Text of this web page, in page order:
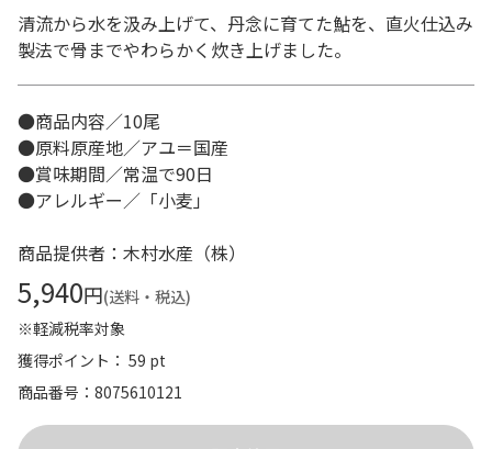
清流から水を汲み上げて、丹念に育てた鮎を、直火仕込み
製法で骨までやわらかく炊き上げました。
●商品内容／10尾
●原料原産地／アユ＝国産
●賞味期間／常温で90日
●アレルギー／「小麦」
商品提供者：木村水産（株）
5,940円(送料・税込)
※軽減税率対象
獲得ポイント： 59 pt
商品番号
8075610121